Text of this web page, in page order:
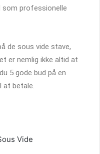
som professionelle
de sous vide stave,
er nemlig ikke altid at
5 gode bud på en
at betale.